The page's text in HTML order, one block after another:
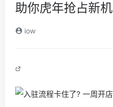
助你虎年抢占新机
iow